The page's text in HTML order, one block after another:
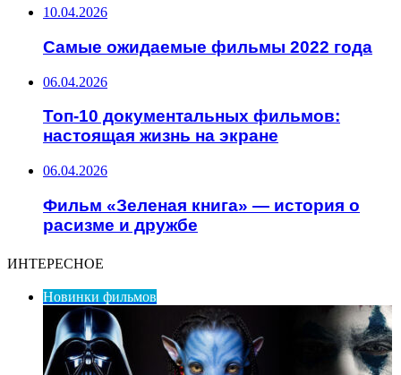
10.04.2026
Самые ожидаемые фильмы 2022 года
06.04.2026
Топ-10 документальных фильмов:
настоящая жизнь на экране
06.04.2026
Фильм «Зеленая книга» — история о
расизме и дружбе
ИНТЕРЕСНОЕ
Новинки фильмов